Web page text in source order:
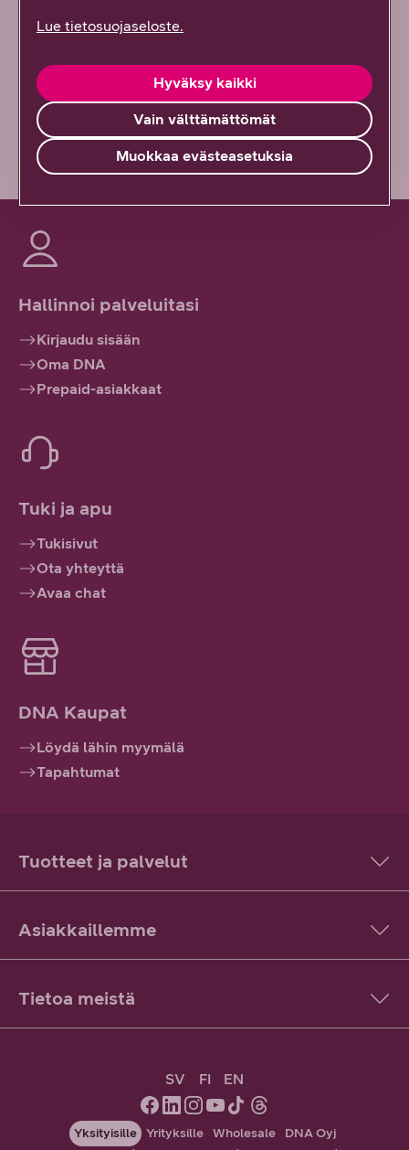
Katso ohjeet, miten DNA:n liittymällä voit ostaa
Storessa ja muissa Applen palveluissa,Windows
Kaupassa
Google Play –sovelluskaupassa
Huomaathan, että kansainvälisissä sovelluskaupoissa
ei käytetä kotimaista Mobiilimaksu-logoa.
Hallinnoi palveluitasi
Kirjaudu sisään
Oma DNA
Prepaid-asiakkaat
Tuki ja apu
Tukisivut
Ota yhteyttä
Avaa chat
DNA Kaupat
Löydä lähin myymälä
Tapahtumat
Tuotteet ja palvelut
Asiakkaillemme
Tietoa meistä
SV FI EN
Yksityisille Yrityksille Wholesale
DNA Oyj
Lue tietosuojaseloste.
Vain välttämättömät
Hyväksy kaikki
Muokkaa evästeasetuksia